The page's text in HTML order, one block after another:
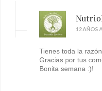
12 AÑOS
Tienes toda la
Gracias por tus
Bonita semana :)!